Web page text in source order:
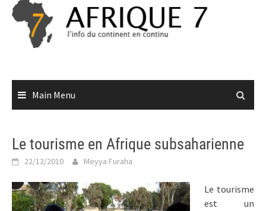
Skip
content
Main Menu
Le tourisme en Afrique subsaharienne
22/12/2010 Meyya Furaha
Le tourisme
est un